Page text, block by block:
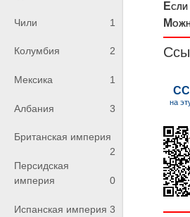
Чили 1
Колумбия 2
Мексика 1
Албания 3
Британская империя
2
Персидская
империя
0
Испанская империя 3